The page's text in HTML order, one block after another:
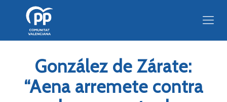
González de Zárate:
“Aena arremete contra